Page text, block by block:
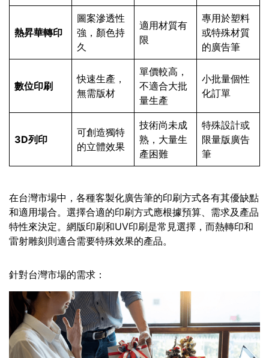
熱昇華轉印
圖案滲透性
強，顏色持
久
適用材質有
限
專用於塑料
或特殊材質
的廣告筆
數位印刷
快速生產，
無需版材
單價較高，
不適合大批
量生產
小批量個性
化訂單
3D列印
可創造獨特
的立體效果
技術尚未成
熟，大量生
產困難
特殊設計或
限量版廣告
筆
在台灣市場中，各種客製化廣告筆的印刷方式各有其優缺點
和適用場合。選擇合適的印刷方式應根據預算、需求及產品
特性來決定。網版印刷和UV印刷是常見選擇，而熱轉印和
雷射雕刻則適合需要特殊效果的產品。
針對台灣市場的需求：